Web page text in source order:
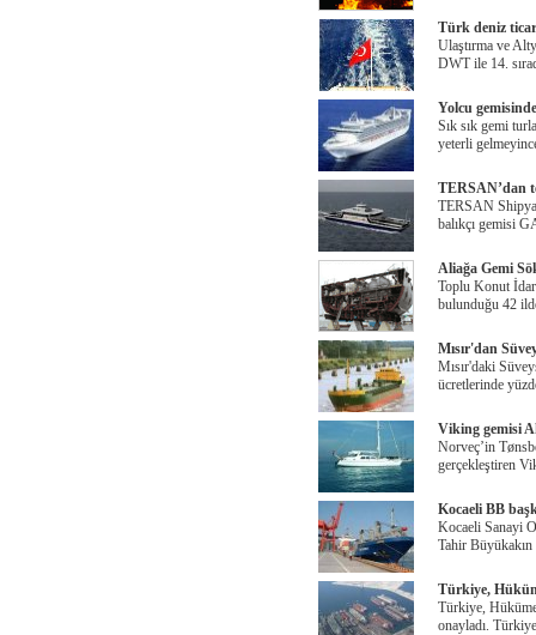
Türk deniz
Ulaştırma ve
DWT ile 14.
Yolcu
Sık sık gemi
yeterli
TERSAN’dan
TERSAN
balıkçı gemisi
Aliağa Gemi
Toplu Konut
bulunduğu 42
Mısır'dan
Mısır'daki
ücretlerinde
Viking gemisi
Norveç’in
gerçekleştiren
Kocaeli BB
Kocaeli Sanayi
Tahir
Türkiye,
Türkiye,
onayladı.